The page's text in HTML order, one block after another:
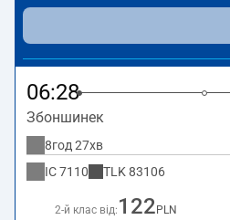
06:28
Збоншинек
8год 27хв
IC7110 TLK 83106
2-й клас від: 122 PLN